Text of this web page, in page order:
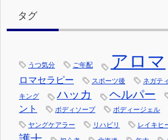
タグ
うつ気分 ご年配 アロマ
ロマセラピー
スポーツ後 ネガテ
キング ハッカ ヘルパー
ント
ボディソープ ボディージェル
ヤングケアラー リハビリ レイキヒ